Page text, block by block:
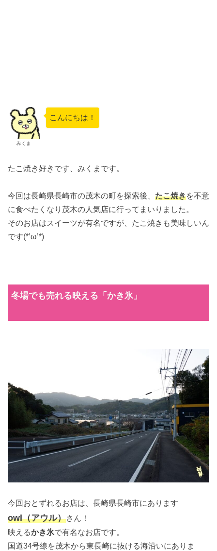
みくま
こんにちは！
たこ焼き好きです、みくまです。
今回は長崎県長崎市の茂木の町を探索後、 たこ焼きを不意
に食べたくなり茂木の人気店に行ってまいりました。
そのお店はスイーツが有名ですが、たこ焼きも美味しいん
です(*’ω’*)
冬場でも売れる映える「かき氷」
今回おとずれるお店は、長崎県長崎市にあります
owl（アウル）さん！
映えるかき氷で有名なお店です。
国道34号線を茂木から東長崎に抜ける海沿いにありま